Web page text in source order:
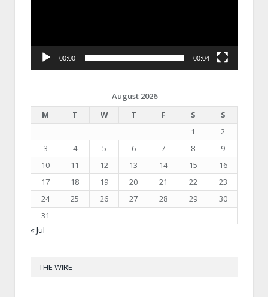
00:00 00:04
August 2026
M
T W T F S
S
1
2
3
4 5 6 7 8
9
10
11 12 13 14 15
16
17
18 19 20 21 22
23
24
25 26 27 28 29
30
31
« Jul
THE WIRE